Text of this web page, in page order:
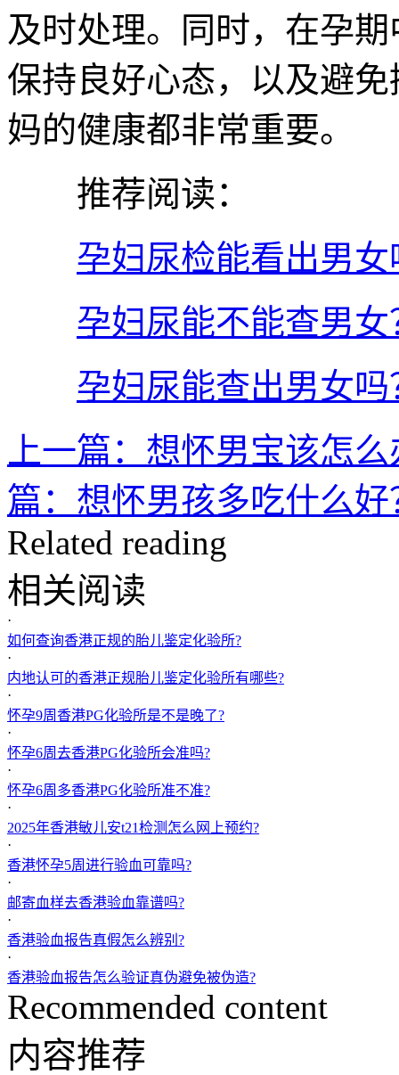
及时处理。同时，在孕
保持良好心态，以及避
妈的健康都非常重要。
推荐阅读：
孕妇尿检能看出男
孕妇尿能不能查男
孕妇尿能查出男女
上一篇：想怀男宝该怎
篇：想怀男孩多吃什么
Related reading
相关阅读
·
如何查询香港正规的胎儿鉴定化验所?
·
内地认可的香港正规胎儿鉴定化验所有哪些?
·
怀孕9周香港PG化验所是不是晚了?
·
怀孕6周去香港PG化验所会准吗?
·
怀孕6周多香港PG化验所准不准?
·
2025年香港敏儿安t21检测怎么网上预约?
·
香港怀孕5周进行验血可靠吗?
·
邮寄血样去香港验血靠谱吗?
·
香港验血报告真假怎么辨别?
·
香港验血报告怎么验证真伪避免被伪造?
Recommended content
内容推荐